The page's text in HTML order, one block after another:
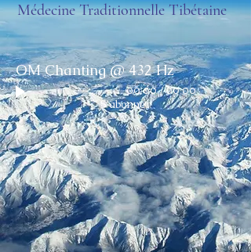
S'abonner
OM Chanting @ 432 Hz
00:00/00:00
Médecine Traditionnelle Tibétaine